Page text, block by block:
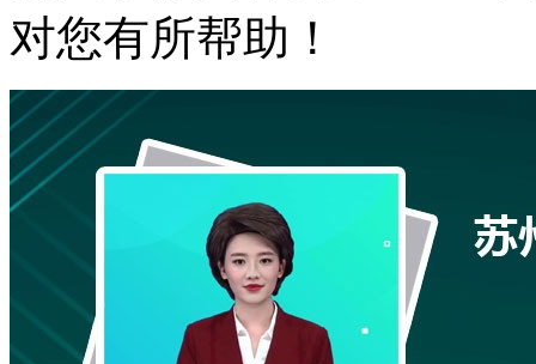
对您有所帮助！